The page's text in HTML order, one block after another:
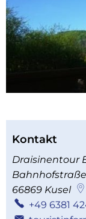
Kontakt
Draisinentour
66869 Kusel
+49 6381